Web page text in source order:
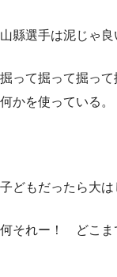
山縣選手は泥じゃ良
掘って掘って掘っ
何かを使っている。
子どもだったら大は
何それー！ どこま